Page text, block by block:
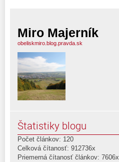
Miro Majerník
obeliskmiro.blog.pravda.sk
Štatistiky blogu
Počet článkov: 120
Celková čítanosť: 912736x
Priemerná čítanosť článkov: 7606x